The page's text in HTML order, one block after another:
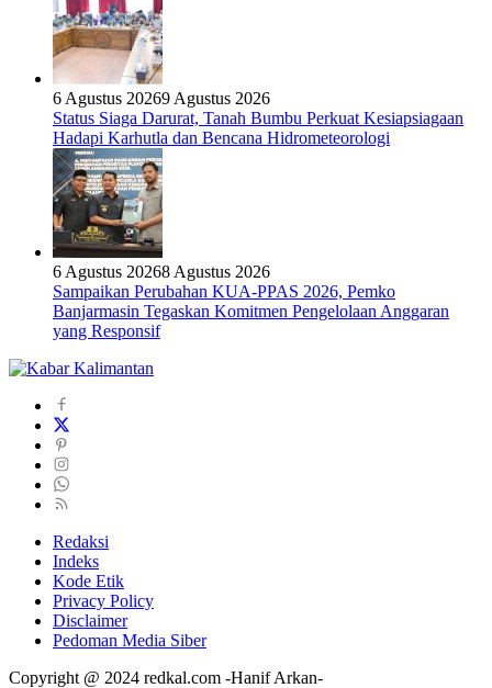
6 Agustus 20269 Agustus 2026
Status Siaga Darurat, Tanah Bumbu Perkuat Kesiapsiagaan
Hadapi Karhutla dan Bencana Hidrometeorologi
6 Agustus 20268 Agustus 2026
Sampaikan Perubahan KUA-PPAS 2026, Pemko
Banjarmasin Tegaskan Komitmen Pengelolaan Anggaran
yang Responsif
Redaksi
Indeks
Kode Etik
Privacy Policy
Disclaimer
Pedoman Media Siber
Copyright @ 2024 redkal.com -Hanif Arkan-